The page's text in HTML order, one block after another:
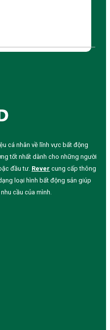
cá nhân về lĩnh vực bất động
tốt nhất dành cho những người
đầu tư. Rever cung cấp thông
loại hình bất động sản giúp
cầu của mình.